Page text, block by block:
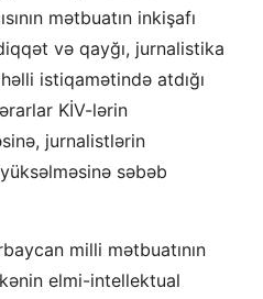
mətbuatın inkişafı
və qayğı, jurnalistika
istiqamətində atdığı
KİV-lərin
jurnalistlərin
səbəb
milli mətbuatının
elmi-intellektual